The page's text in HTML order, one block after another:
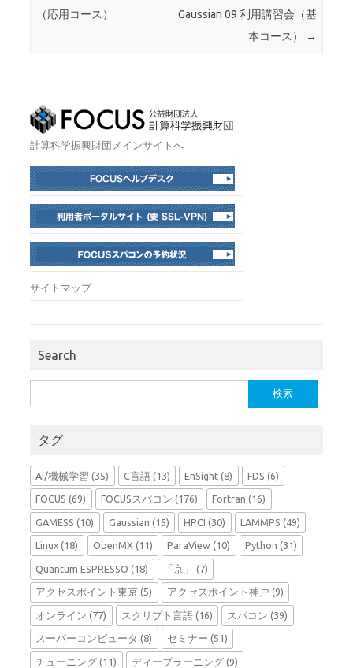
（応用コース）
Gaussian 09 利用講習会（基
本コース）
→
計算科学振興財団メインサイトへ
サイトマップ
Search
索:
タグ
AI/機械学習 (35) C言語(13) EnSight (8) FDS (6)
FOCUS (69) FOCUSスパコン (176) Fortran (16)
GAMESS (10) Gaussian (15) HPCI (30) LAMMPS (49)
Linux (18) OpenMX(11) ParaView (10) Python (31)
Quantum ESPRESSO (18) 「京」 (7)
アクセスポイント東京 (5) アクセスポイント神戸 (9)
オンライン (77) スクリプト言語(16) スパコン (39)
スーパーコンピュータ (8) セミナー (51)
チューニング (11) ディープラーニング(9)